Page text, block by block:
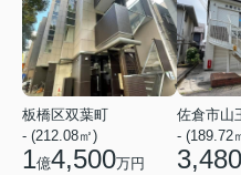
板橋区双葉町
- (212.08㎡)
1億4,500万円
佐倉市山
- (189.72
3,480